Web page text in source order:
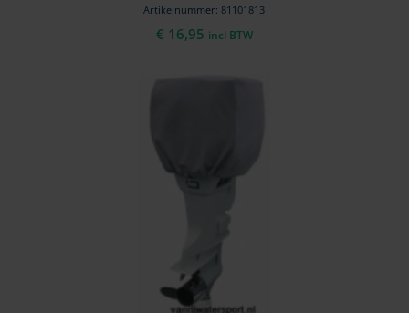
Artikelnummer: 81101813
€ 16,95 incl BTW